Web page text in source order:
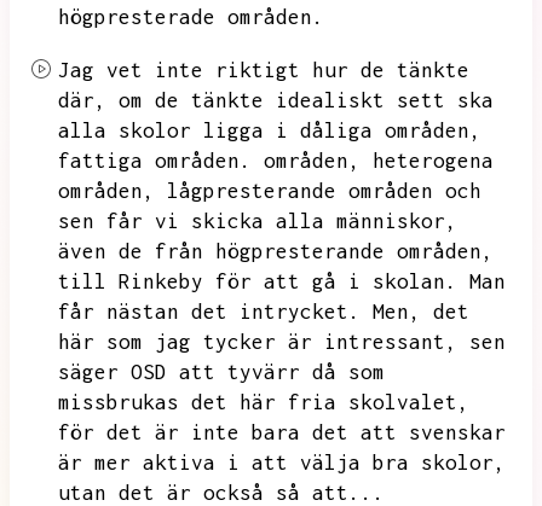
högpresterade områden.
Jag vet inte riktigt hur de tänkte
där,
om de tänkte idealiskt sett ska
alla skolor ligga i dåliga områden,
fattiga områden.
områden,
heterogena
områden,
lågpresterande områden och
sen får vi skicka alla människor,
även de från högpresterande områden,
till Rinkeby för att gå i skolan.
Man
får nästan det intrycket.
Men,
det
här som jag tycker är intressant,
sen
säger OSD att tyvärr då som
missbrukas det här fria skolvalet,
för det är inte bara det att svenskar
är mer aktiva i att välja bra skolor,
utan det är också så att...